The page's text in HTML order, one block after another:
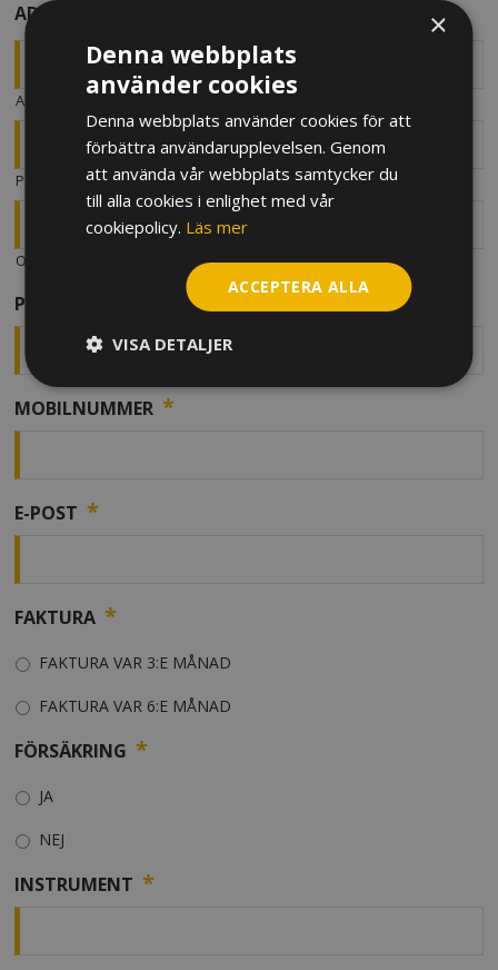
ADRESS
ADRESS
POSTNUMMER
ORT
PERSONNUMMER *
MOBILNUMMER *
E-POST *
FAKTURA *
FAKTURA VAR 3:E MÅNAD
FAKTURA VAR 6:E MÅNAD
FÖRSÄKRING *
JA
NEJ
INSTRUMENT *
×
Denna webbplats
använder cookies
Denna webbplats använder cookies för att
förbättra användarupplevelsen. Genom
att använda vår webbplats samtycker du
till alla cookies i enlighet med vår
cookiepolicy. Läs mer
ACCEPTERA ALLA
VISA DETALJER